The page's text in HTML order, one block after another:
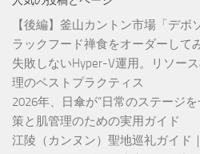
【後編】釜山カントン市場「デ
ラックフード禅食をオーダーして
失敗しないHyper-V運用。リソー
理のベストプラクティス
2026年、日傘が“日常のステージ
策と肌管理のための実用ガイド
江陵（カンヌン）聖地巡礼ガイド